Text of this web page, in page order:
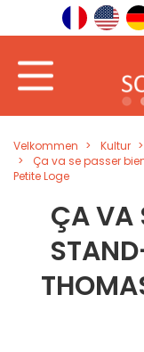
Velkommen Kultur
Ça va se passer
Petite Loge
ÇA VA